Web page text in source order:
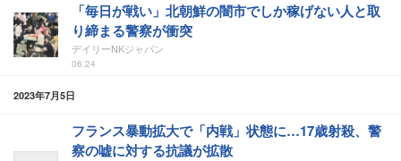
「毎日が戦い」北朝鮮の闇市でしか稼げない人と取
り締まる警察が衝突
デイリーNKジャパン
06:24
2023年7月5日
フランス暴動拡大で「内戦」状態に…17歳射殺、警
察の嘘に対する抗議が拡散